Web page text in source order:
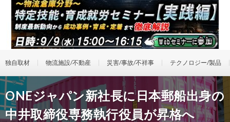
独自取材 物流施設/不動産 災害/事故/不祥事 テクノロジー/製品
ONEジャパン新社長に日本郵船出身の
中井取締役専務執行役員が昇格へ